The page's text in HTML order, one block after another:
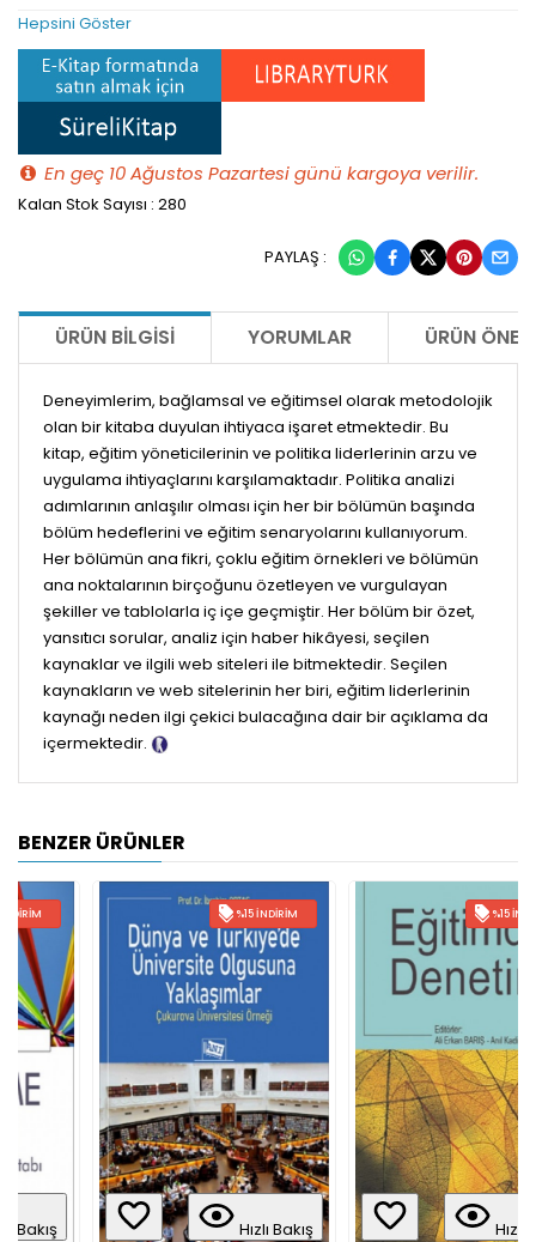
Hepsini Göster
En geç 10 Ağustos Pazartesi günü kargoya verilir.
Kalan Stok Sayısı : 280
PAYLAŞ :
ÜRÜN BILGISI YORUMLAR ÜRÜN
Deneyimlerim, bağlamsal ve eğitimsel olarak metodolojik
olan bir kitaba duyulan ihtiyaca işaret etmektedir. Bu
kitap, eğitim yöneticilerinin ve politika liderlerinin arzu ve
uygulama ihtiyaçlarını karşılamaktadır. Politika analizi
adımlarının anlaşılır olması için her bir bölümün başında
bölüm hedeflerini ve eğitim senaryolarını kullanıyorum.
Her bölümün ana fikri, çoklu eğitim örnekleri ve bölümün
ana noktalarının birçoğunu özetleyen ve vurgulayan
şekiller ve tablolarla iç içe geçmiştir. Her bölüm bir özet,
yansıtıcı sorular, analiz için haber hikâyesi, seçilen
kaynaklar ve ilgili web siteleri ile bitmektedir. Seçilen
kaynakların ve web sitelerinin her biri, eğitim liderlerinin
kaynağı neden ilgi çekici bulacağına dair bir açıklama da
içermektedir.
BENZER ÜRÜNLER
%15 İNDIRIM
Hızlı Bakış
%15 İNDIRIM
Hızlı Bakış